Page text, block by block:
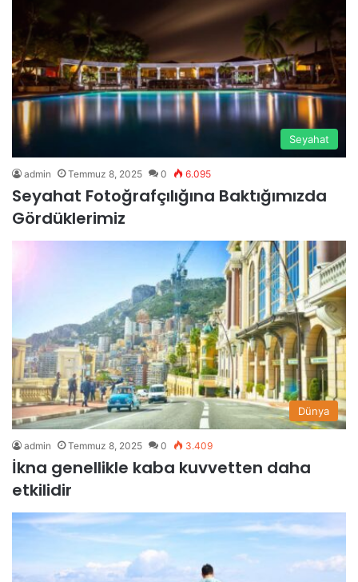
Seyahat
admin Temmuz 8, 2025 0 6.095
Seyahat Fotoğrafçılığına Baktığımızda
Gördüklerimiz
Dünya
admin Temmuz 8, 2025 0 3.409
İkna genellikle kaba kuvvetten daha
etkilidir